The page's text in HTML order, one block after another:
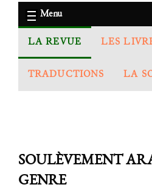
Menu
LA REVUE LES
TRADUCTIONS LA
SOULÈVEMENT
GENRE